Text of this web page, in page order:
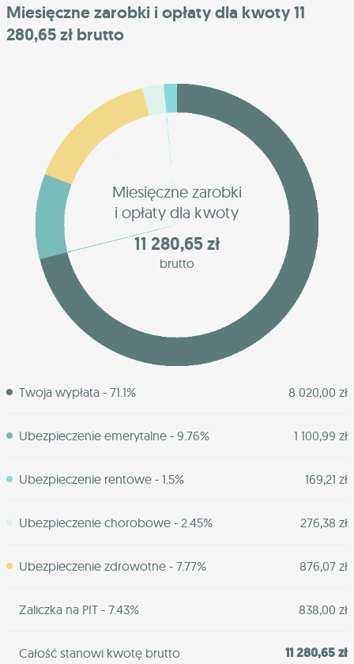
Miesięczne zarobki i opłaty dla kwoty 11
280,65 zł brutto
Miesięczne zarobki
i opłaty dla kwoty
11 280,65 zł
brutto
Twoja wypłata - 71.1% 8 020,00 zł
Ubezpieczenie emerytalne - 9.76% 1 100,99 zł
Ubezpieczenie rentowe - 1.5% 169,21 zł
Ubezpieczenie chorobowe - 2.45% 276,38 zł
Ubezpieczenie zdrowotne - 7.77% 876,07 zł
Zaliczka na PIT - 7.43% 838,00 zł
Całość stanowi kwotę brutto 11 280,65 zł